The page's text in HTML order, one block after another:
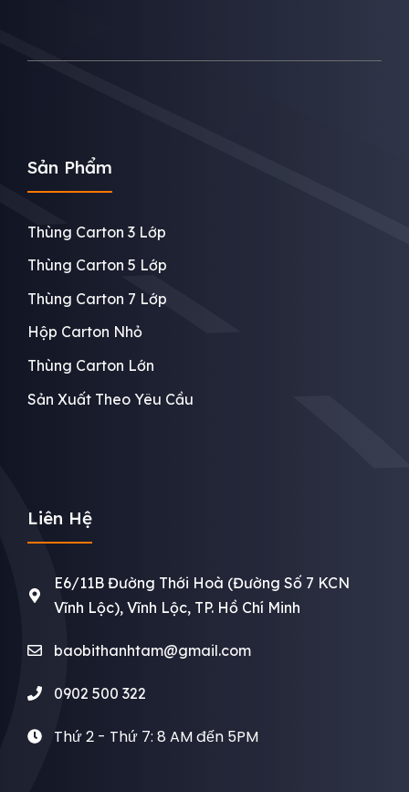
Sản Phẩm
Thùng Carton 3 Lớp
Thùng Carton 5 Lớp
Thùng Carton 7 Lớp
Hộp Carton Nhỏ
Thùng Carton Lớn
Sản Xuất Theo Yêu Cầu
Liên Hệ
E6/11B Đường Thới Hoà (Đường Số 7 KCN
Vĩnh Lộc), Vĩnh Lộc, TP. Hồ Chí Minh
baobithanhtam@gmail.com
0902 500 322
Thứ 2 - Thứ 7: 8 AM đến 5PM